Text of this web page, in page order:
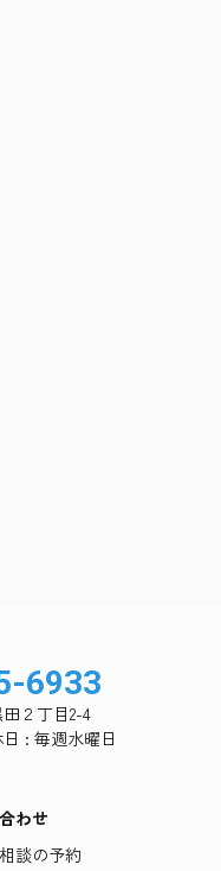
6933
２丁目2-4
: 毎週水曜日
わせ
談の予約